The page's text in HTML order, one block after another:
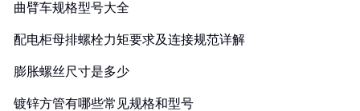
曲臂车规格型号大全
配电柜母排螺栓力矩要求及连接规范详解
膨胀螺丝尺寸是多少
镀锌方管有哪些常见规格和型号